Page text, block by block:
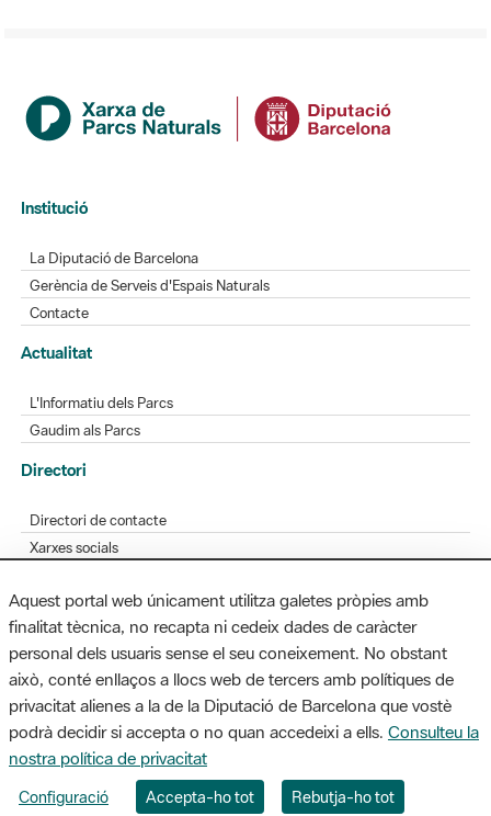
Institució
La Diputació de Barcelona
Gerència de Serveis d'Espais Naturals
Contacte
Actualitat
L'Informatiu dels Parcs
Gaudim als Parcs
Directori
Directori de contacte
Xarxes socials
Bústia de suggeriments
Opineu sobre els parcs
MAPA WEB AVÍS LEGAL ACCESSIBILITAT
Diputació de Barcelona. Edifici Llacuna, 1a planta. Badajoz, 49. 08005
Barcelona. Tel. 934 022 428 / xarxaparcs@diba.cat
Aquest portal web únicament utilitza galetes pròpies amb
finalitat tècnica, no recapta ni cedeix dades de caràcter
personal dels usuaris sense el seu coneixement. No obstant
això, conté enllaços a llocs web de tercers amb polítiques de
privacitat alienes a la de la Diputació de Barcelona que vostè
podrà decidir si accepta o no quan accedeixi a ells. Consulteu la
nostra política de privacitat
Configuració Accepta-ho tot Rebutja-ho tot